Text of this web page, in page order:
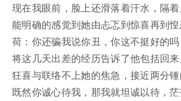
现在我眼前，脸上还滑落着汗水，隔
能明确的感觉到她由忐忑到惊喜再到
荷：你还骗我说你丑，你这不挺好的
将这几天出差的经历告诉了他包括回
狂喜与联络不上她的焦急，接近两分锺
既然你诚心待我，那我就坦诚以待，